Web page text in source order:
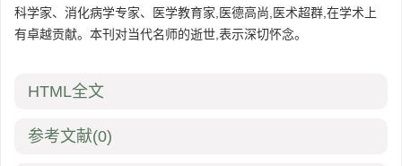
科学家、消化病学专家、医学教育家,医德高尚,医术超群,在学术上
有卓越贡献。本刊对当代名师的逝世,表示深切怀念。
HTML全文
参考文献(0)